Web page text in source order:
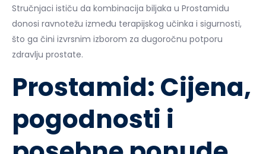
Stručnjaci ističu da kombinacija biljaka u Prostamidu
donosi ravnotežu između terapijskog učinka i sigurnosti,
što ga čini izvrsnim izborom za dugoročnu potporu
zdravlju prostate.
Prostamid: Cijena,
pogodnosti i